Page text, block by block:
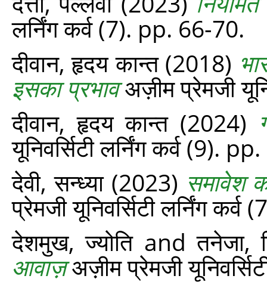
लर्निंग कर्व (7). pp. 66-70.
दीवान, हृदय कान्त(2018)
इसका प्रभावअज़ीम प्रेमजी
दीवान, हृदय कान्त(2024)
यूनिवर्सिटी लर्निंग कर्व (9).
देवी, सन्ध्या(2023) समावेश
प्रेमजी यूनिवर्सिटी लर्निंग
देशमुख, ज्योतिandतनेजा,
आवाज़अज़ीम प्रेमजी